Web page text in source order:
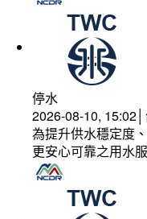
停水
2026-08-10,
為提升供水穩定度
更安心可靠之用水